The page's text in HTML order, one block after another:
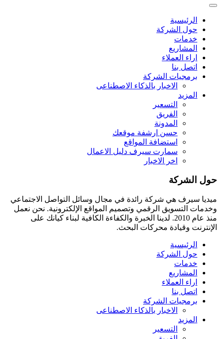
الرئيسية
حول الشركة
خدمات
المشاريع
اراء العملاء
اتصل بنا
برمجيات الشركة
الاخبار بالذكاء الاصطناعى
المزيد
التسعير
الفريق
المدونة
حسن ارشفة موقعك
استضافة المواقع
سمارت سيرف دليل الاعمال
اخر الاخبار
حول الشركة
ميديا ​​سيرف هي شركة رائدة في مجال وسائل التواصل الاجتماعي
وخدمات التسويق الرقمي وتصميم المواقع الإلكترونية. نحن نعمل
منذ عام 2010. لدينا الخبرة والكفاءة الكافية لبناء كيانك على
الإنترنت وقيادة محركات البحث.
الرئيسية
حول الشركة
خدمات
المشاريع
اراء العملاء
اتصل بنا
برمجيات الشركة
الاخبار بالذكاء الاصطناعى
المزيد
التسعير